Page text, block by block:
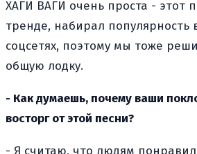
ХАГИ ВАГИ очень проста - этот
тренде, набирал популярность
соцсетях, поэтому мы тоже
общую лодку.
- Как думаешь, почему ваши
восторг от этой песни?
- Я считаю, что людям